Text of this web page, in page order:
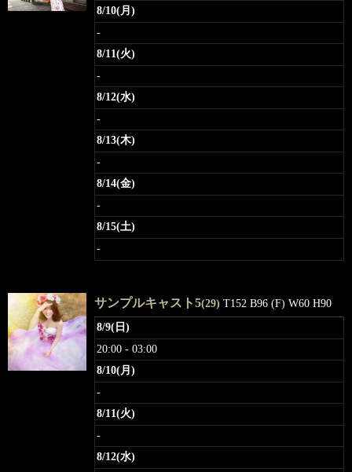
8/10(月)
-
8/11(火)
-
8/12(水)
-
8/13(木)
-
8/14(金)
-
8/15(土)
-
サンプルキャスト5(29) T152 B96 (F) W60 H90
8/9(日)
20:00 - 03:00
8/10(月)
-
8/11(火)
-
8/12(水)